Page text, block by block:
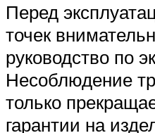
Перед
точек
руководство по
Несоблюдение
только
гарантии на